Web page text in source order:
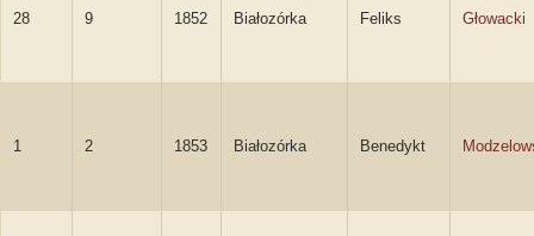
28 9 1852 Białozórka Feliks Głowacki
1 2 1853 Białozórka Benedykt